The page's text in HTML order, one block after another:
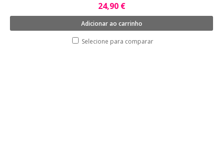
24,90 €
Adicionar ao carrinho
Selecione para comparar